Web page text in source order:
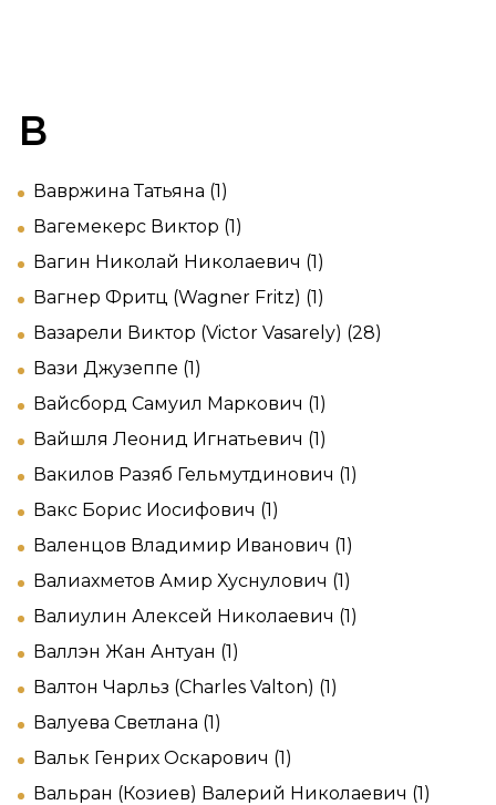
В
Вавржина Татьяна (1)
Вагемекерс Виктор (1)
Вагин Николай Николаевич (1)
Вагнер Фритц (Wagner Fritz) (1)
Вазарели Виктор (Victor Vasarely) (28)
Вази Джузеппе (1)
Вайсборд Самуил Маркович (1)
Вайшля Леонид Игнатьевич (1)
Вакилов Разяб Гельмутдинович (1)
Вакс Борис Иосифович (1)
Валенцов Владимир Иванович (1)
Валиахметов Амир Хуснулович (1)
Валиулин Алексей Николаевич (1)
Валлэн Жан Антуан (1)
Валтон Чарльз (Charles Valton) (1)
Валуева Светлана (1)
Вальк Генрих Оскарович (1)
Вальран (Козиев) Валерий Николаевич (1)